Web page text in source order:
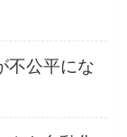
不公平にな